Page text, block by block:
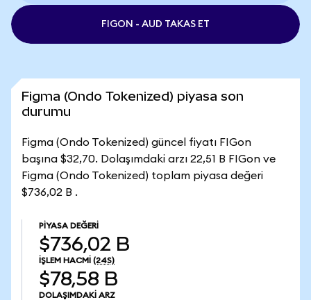
FIGON - AUD TAKAS ET
Figma (Ondo Tokenized) piyasa son
durumu
Figma (Ondo Tokenized) güncel fiyatı FIGon
başına $32,70. Dolaşımdaki arzı 22,51 B FIGon ve
Figma (Ondo Tokenized) toplam piyasa değeri
$736,02 B .
PIYASA DEĞERI
$736,02 B
İŞLEM HACMI (24S)
$78,58 B
DOLAŞIMDAKI ARZ